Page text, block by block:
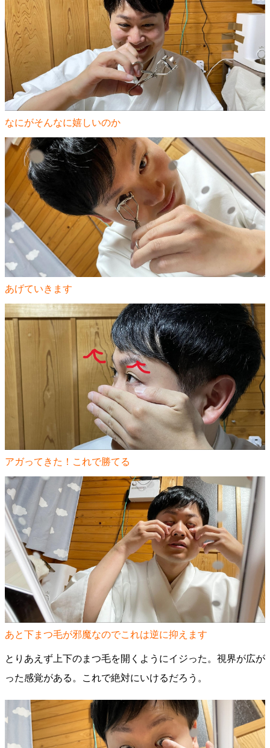
なにがそんなに嬉しいのか
あげていきます
アガってきた！これで勝てる
あと下まつ毛が邪魔なのでこれは逆に抑えます
とりあえず上下のまつ毛を開くようにイジった。視界が広が
った感覚がある。これで絶対にいけるだろう。